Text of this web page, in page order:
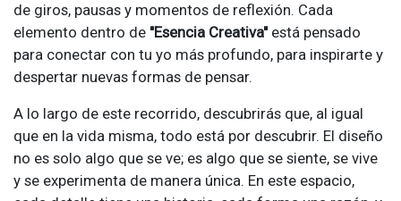
de giros, pausas y momentos de reflexión. Cada
elemento dentro de "Esencia Creativa" está pensado
para conectar con tu yo más profundo, para inspirarte y
despertar nuevas formas de pensar.
A lo largo de este recorrido, descubrirás que, al igual
que en la vida misma, todo está por descubrir. El diseño
no es solo algo que se ve; es algo que se siente, se vive
y se experimenta de manera única. En este espacio,